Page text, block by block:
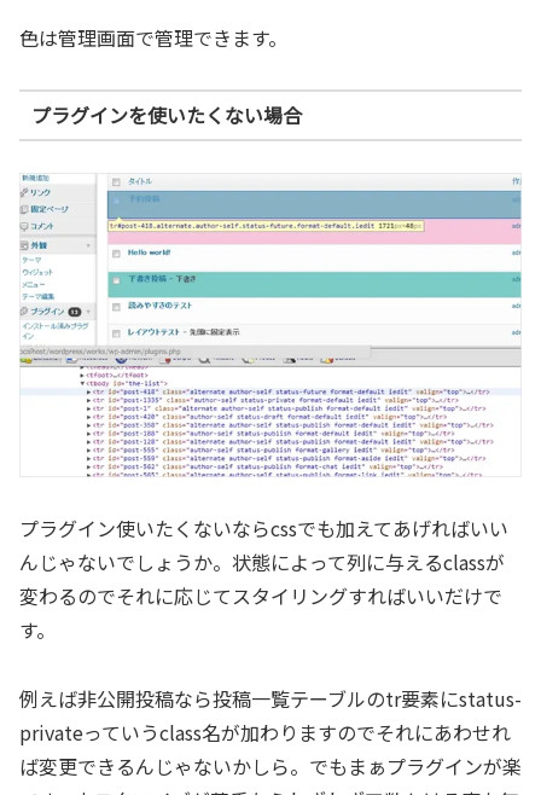
色は管理画面で管理できます。
プラグインを使いたくない場合
プラグイン使いたくないならcssでも加えてあげればいい
んじゃないでしょうか。状態によって列に与えるclassが
変わるのでそれに応じてスタイリングすればいいだけで
す。
例えば非公開投稿なら投稿一覧テーブルのtr要素にstatus-
privateっていうclass名が加わりますのでそれにあわせれ
ば変更できるんじゃないかしら。でもまぁプラグインが楽